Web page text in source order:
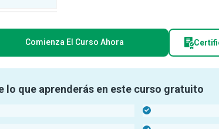
Comienza El Curso Ahora
lo que aprenderás en este curso gratuito